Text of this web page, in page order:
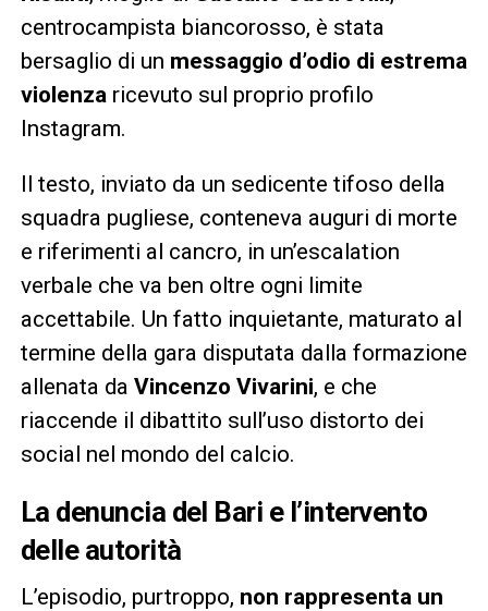
centrocampista biancorosso, è stata
bersaglio di un messaggio d’odio di estrema
violenza ricevuto sul proprio profilo
Instagram.
Il testo, inviato da un sedicente tifoso della
squadra pugliese, conteneva auguri di morte
e riferimenti al cancro, in un’escalation
verbale che va ben oltre ogni limite
accettabile. Un fatto inquietante, maturato al
termine della gara disputata dalla formazione
allenata da Vincenzo Vivarini, e che
riaccende il dibattito sull’uso distorto dei
social nel mondo del calcio.
La denuncia del Bari e l’intervento
delle autorità
L’episodio, purtroppo, non rappresenta un